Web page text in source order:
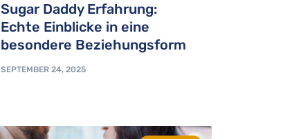
Sugar Daddy Erfahrung:
Echte Einblicke in eine
besondere Beziehungsform
SEPTEMBER 24, 2025